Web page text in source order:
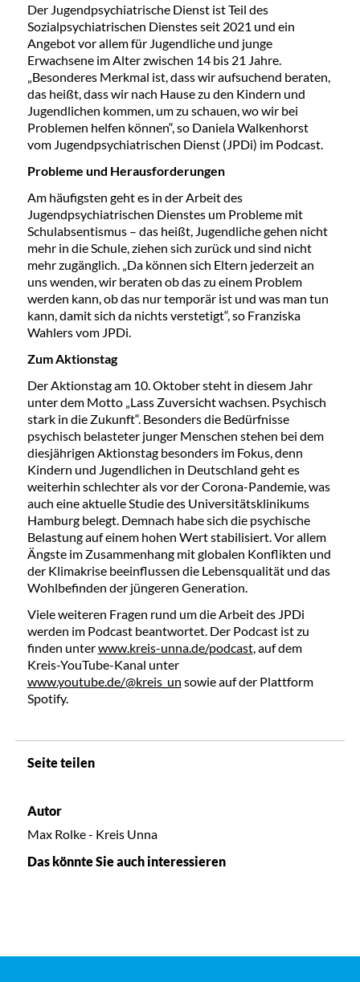
Der Jugendpsychiatrische Dienst ist Teil des
Sozialpsychiatrischen Dienstes seit 2021 und ein
Angebot vor allem für Jugendliche und junge
Erwachsene im Alter zwischen 14 bis 21 Jahre.
„Besonderes Merkmal ist, dass wir aufsuchend beraten,
das heißt, dass wir nach Hause zu den Kindern und
Jugendlichen kommen, um zu schauen, wo wir bei
Problemen helfen können“, so Daniela Walkenhorst
vom Jugendpsychiatrischen Dienst (JPDi) im Podcast.
Probleme und Herausforderungen
Am häufigsten geht es in der Arbeit des
Jugendpsychiatrischen Dienstes um Probleme mit
Schulabsentismus – das heißt, Jugendliche gehen nicht
mehr in die Schule, ziehen sich zurück und sind nicht
mehr zugänglich. „Da können sich Eltern jederzeit an
uns wenden, wir beraten ob das zu einem Problem
werden kann, ob das nur temporär ist und was man tun
kann, damit sich da nichts verstetigt“, so Franziska
Wahlers vom JPDi.
Zum Aktionstag
Der Aktionstag am 10. Oktober steht in diesem Jahr
unter dem Motto „Lass Zuversicht wachsen. Psychisch
stark in die Zukunft“. Besonders die Bedürfnisse
psychisch belasteter junger Menschen stehen bei dem
diesjährigen Aktionstag besonders im Fokus, denn
Kindern und Jugendlichen in Deutschland geht es
weiterhin schlechter als vor der Corona-Pandemie, was
auch eine aktuelle Studie des Universitätsklinikums
Hamburg belegt. Demnach habe sich die psychische
Belastung auf einem hohen Wert stabilisiert. Vor allem
Ängste im Zusammenhang mit globalen Konflikten und
der Klimakrise beeinflussen die Lebensqualität und das
Wohlbefinden der jüngeren Generation.
Viele weiteren Fragen rund um die Arbeit des JPDi
werden im Podcast beantwortet. Der Podcast ist zu
finden unterwww.kreis-unna.de/podcast, auf dem
Kreis-YouTube-Kanal unter
www.youtube.de/@kreis_un sowie auf der Plattform
Spotify.
Seite teilen
Autor
Max Rolke - Kreis Unna
Das könnte Sie auch interessieren